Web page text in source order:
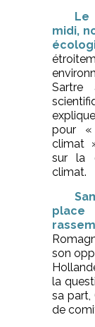
Le
midi,
Sartre
pour «
climat
sur la
climat.
son
la
sa part,
de